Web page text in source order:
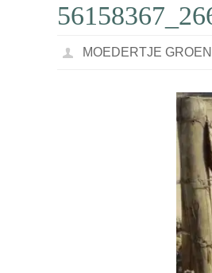
MOEDERTJE GROEN